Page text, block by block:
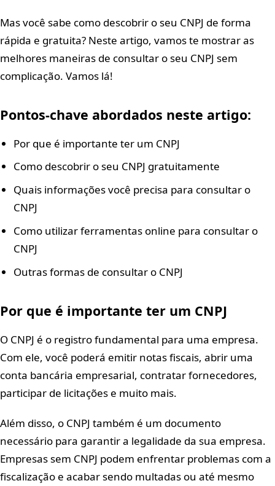
Mas você sabe como descobrir o seu CNPJ de forma
rápida e gratuita? Neste artigo, vamos te mostrar as
melhores maneiras de consultar o seu CNPJ sem
complicação. Vamos lá!
Pontos-chave abordados neste artigo:
Por que é importante ter um CNPJ
Como descobrir o seu CNPJ gratuitamente
Quais informações você precisa para consultar o
CNPJ
Como utilizar ferramentas online para consultar o
CNPJ
Outras formas de consultar o CNPJ
Por que é importante ter um CNPJ
O CNPJ é o registro fundamental para uma empresa.
Com ele, você poderá emitir notas fiscais, abrir uma
conta bancária empresarial, contratar fornecedores,
participar de licitações e muito mais.
Além disso, o CNPJ também é um documento
necessário para garantir a legalidade da sua empresa.
Empresas sem CNPJ podem enfrentar problemas com a
fiscalização e acabar sendo multadas ou até mesmo